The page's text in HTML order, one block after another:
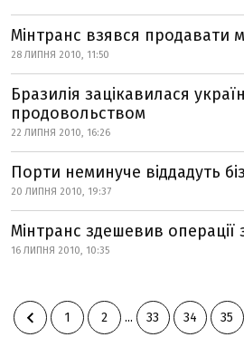
Мінтранс взявся продавати
28 ЛИПНЯ 2010, 11:50
Бразилія зацікавилася
продовольством
22 ЛИПНЯ 2010, 16:26
Порти неминуче віддадуть
20 ЛИПНЯ 2010, 19:37
Мінтранс здешевив
16 ЛИПНЯ 2010, 10:35
1 2 ... 33 34 35